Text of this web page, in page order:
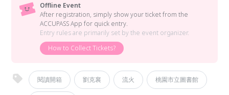
Offline Event
After registration, simply show your ticket from the
ACCUPASS App for quick entry.
Entry rules are primarily set by the event organizer.
How to Collect Tickets?
閱讀開箱 劉克襄 流火 桃園市立圖書館